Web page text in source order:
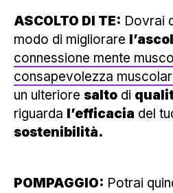
ASCOLTO DI TE: Dovrai
modo di migliorare
connessione mente
consapevolezza
un ulteriore salto di
riguarda l’efficacia del
sostenibilità.
POMPAGGIO: Potrai